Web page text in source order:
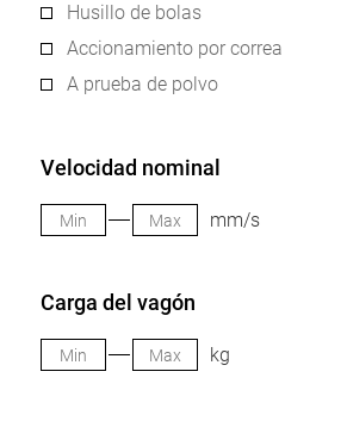
Husillo de bolas
Accionamiento por correa
A prueba de polvo
Velocidad nominal
mm/s
Carga del vagón
kg